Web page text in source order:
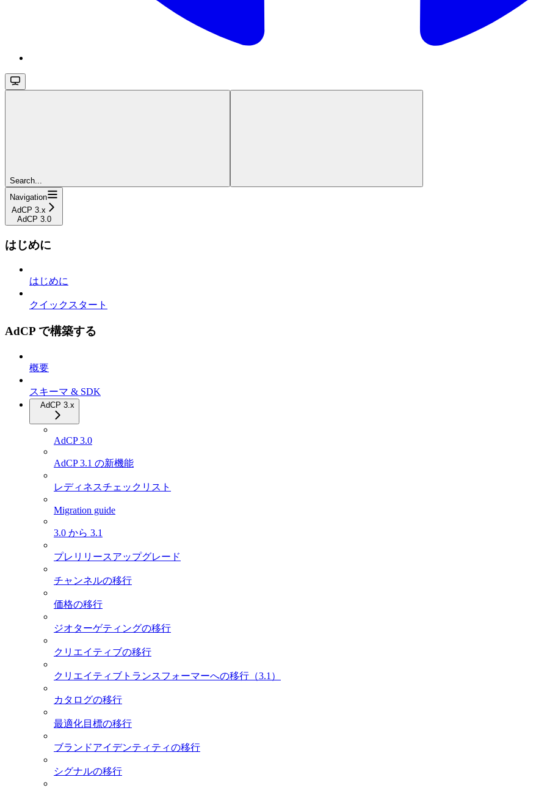
Search...
Navigation
AdCP 3.x
AdCP 3.0
はじめに
はじめに
クイックスタート
AdCP で構築する
概要
スキーマ & SDK
AdCP 3.x
AdCP 3.0
AdCP 3.1 の新機能
レディネスチェックリスト
Migration guide
3.0 から 3.1
プレリリースアップグレード
チャンネルの移行
価格の移行
ジオターゲティングの移行
クリエイティブの移行
クリエイティブトランスフォーマーへの移行（3.1）
カタログの移行
最適化目標の移行
ブランドアイデンティティの移行
シグナルの移行